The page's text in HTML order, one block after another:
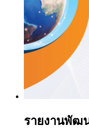
รายงานพัฒ